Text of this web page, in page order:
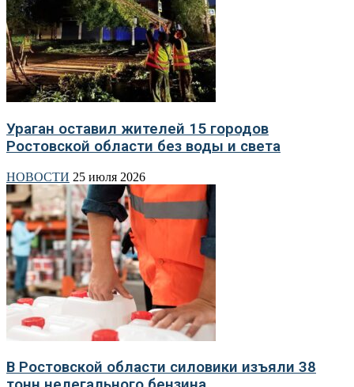
Ураган оставил жителей 15 городов
Ростовской области без воды и света
НОВОСТИ 25 июля 2026
В Ростовской области силовики изъяли 38